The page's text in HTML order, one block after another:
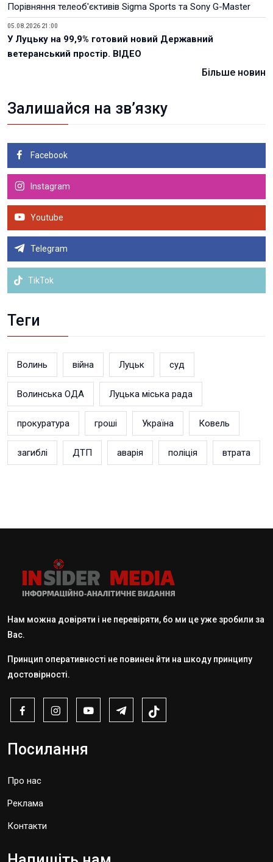
Порівняння телеоб'єктивів Sigma Sports та Sony G-Master
05.08.2026 21:00
У Луцьку на 99,9% готовий новий Державний
ветеранський простір. ВІДЕО
Більше новин
Залишайся на зв’язку
Facebook
Instagram
Youtube
Telegram
TikTok
Теги
Волинь війна Луцьк суд
Волинська ОДА Луцька міська рада
прокуратура гроші Україна Ковель
загиблі ДТП аварія поліція втрата
Нам можна довіряти і не перевіряти, бо ми це уже зробили за
Вас.
Принцип оперативності не повинен йти на шкоду принципу
достовірності.
Посилання
Про нас
Реклама
Контакти